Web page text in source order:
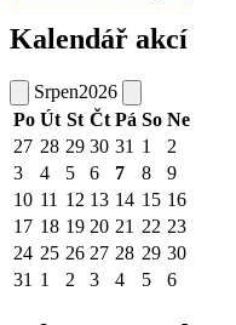
Kalendář akcí
Srpen2026
Po Út St Čt Pá So Ne
27 28 29 30 31 1
2
3
4 5 6 7 8
9
10 11 12 13 14 15 16
17 18 19 20 21 22 23
24 25 26 27 28 29 30
31 1 2 3 4 5 6